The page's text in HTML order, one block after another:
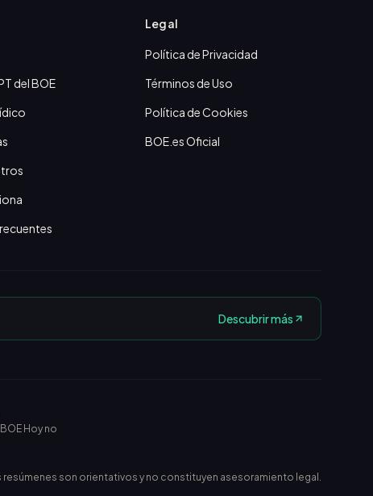
del BOE
Legal
Política de Privacidad
Términos de Uso
Política de Cookies
BOE.es Oficial
Descubrir más
BOE Hoy no
resúmenes son orientativos y no constituyen asesoramiento legal.